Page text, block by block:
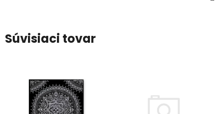
Súvisiaci tovar